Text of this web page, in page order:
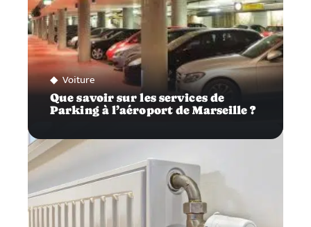
Voiture
Que savoir sur les services de
Parking à l’aéroport de Marseille ?